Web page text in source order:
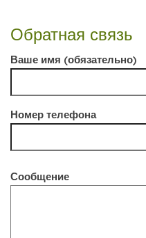
Обратная связь
Ваше имя (обязательно)
Номер телефона
Сообщение